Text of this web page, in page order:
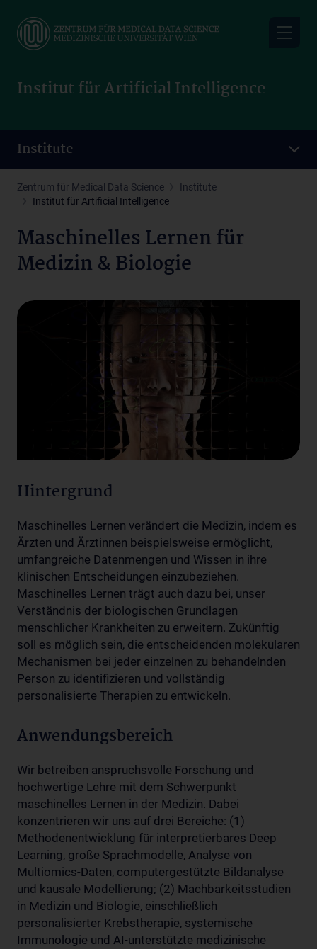
main
Institut für Artificial Intelligence
Institute
Zentrum für Medical Data Science
Institute
Institut für Artificial Intelligence
Maschinelles Lernen für
Medizin & Biologie
Hintergrund
Maschinelles Lernen verändert die Medizin, indem es
Ärzten und Ärztinnen beispielsweise ermöglicht,
umfangreiche Datenmengen und Wissen in ihre
klinischen Entscheidungen einzubeziehen.
Maschinelles Lernen trägt auch dazu bei, unser
Verständnis der biologischen Grundlagen
menschlicher Krankheiten zu erweitern. Zukünftig
soll es möglich sein, die entscheidenden molekularen
Mechanismen bei jeder einzelnen zu behandelnden
Person zu identifizieren und vollständig
personalisierte Therapien zu entwickeln.
Anwendungsbereich
Wir betreiben anspruchsvolle Forschung und
hochwertige Lehre mit dem Schwerpunkt
maschinelles Lernen in der Medizin. Dabei
konzentrieren wir uns auf drei Bereiche: (1)
Methodenentwicklung für interpretierbares Deep
Learning, große Sprachmodelle, Analyse von
Multiomics-Daten, computergestützte Bildanalyse
und kausale Modellierung; (2) Machbarkeitsstudien
in Medizin und Biologie, einschließlich
personalisierter Krebstherapie, systemische
Immunologie und AI-unterstützte medizinische